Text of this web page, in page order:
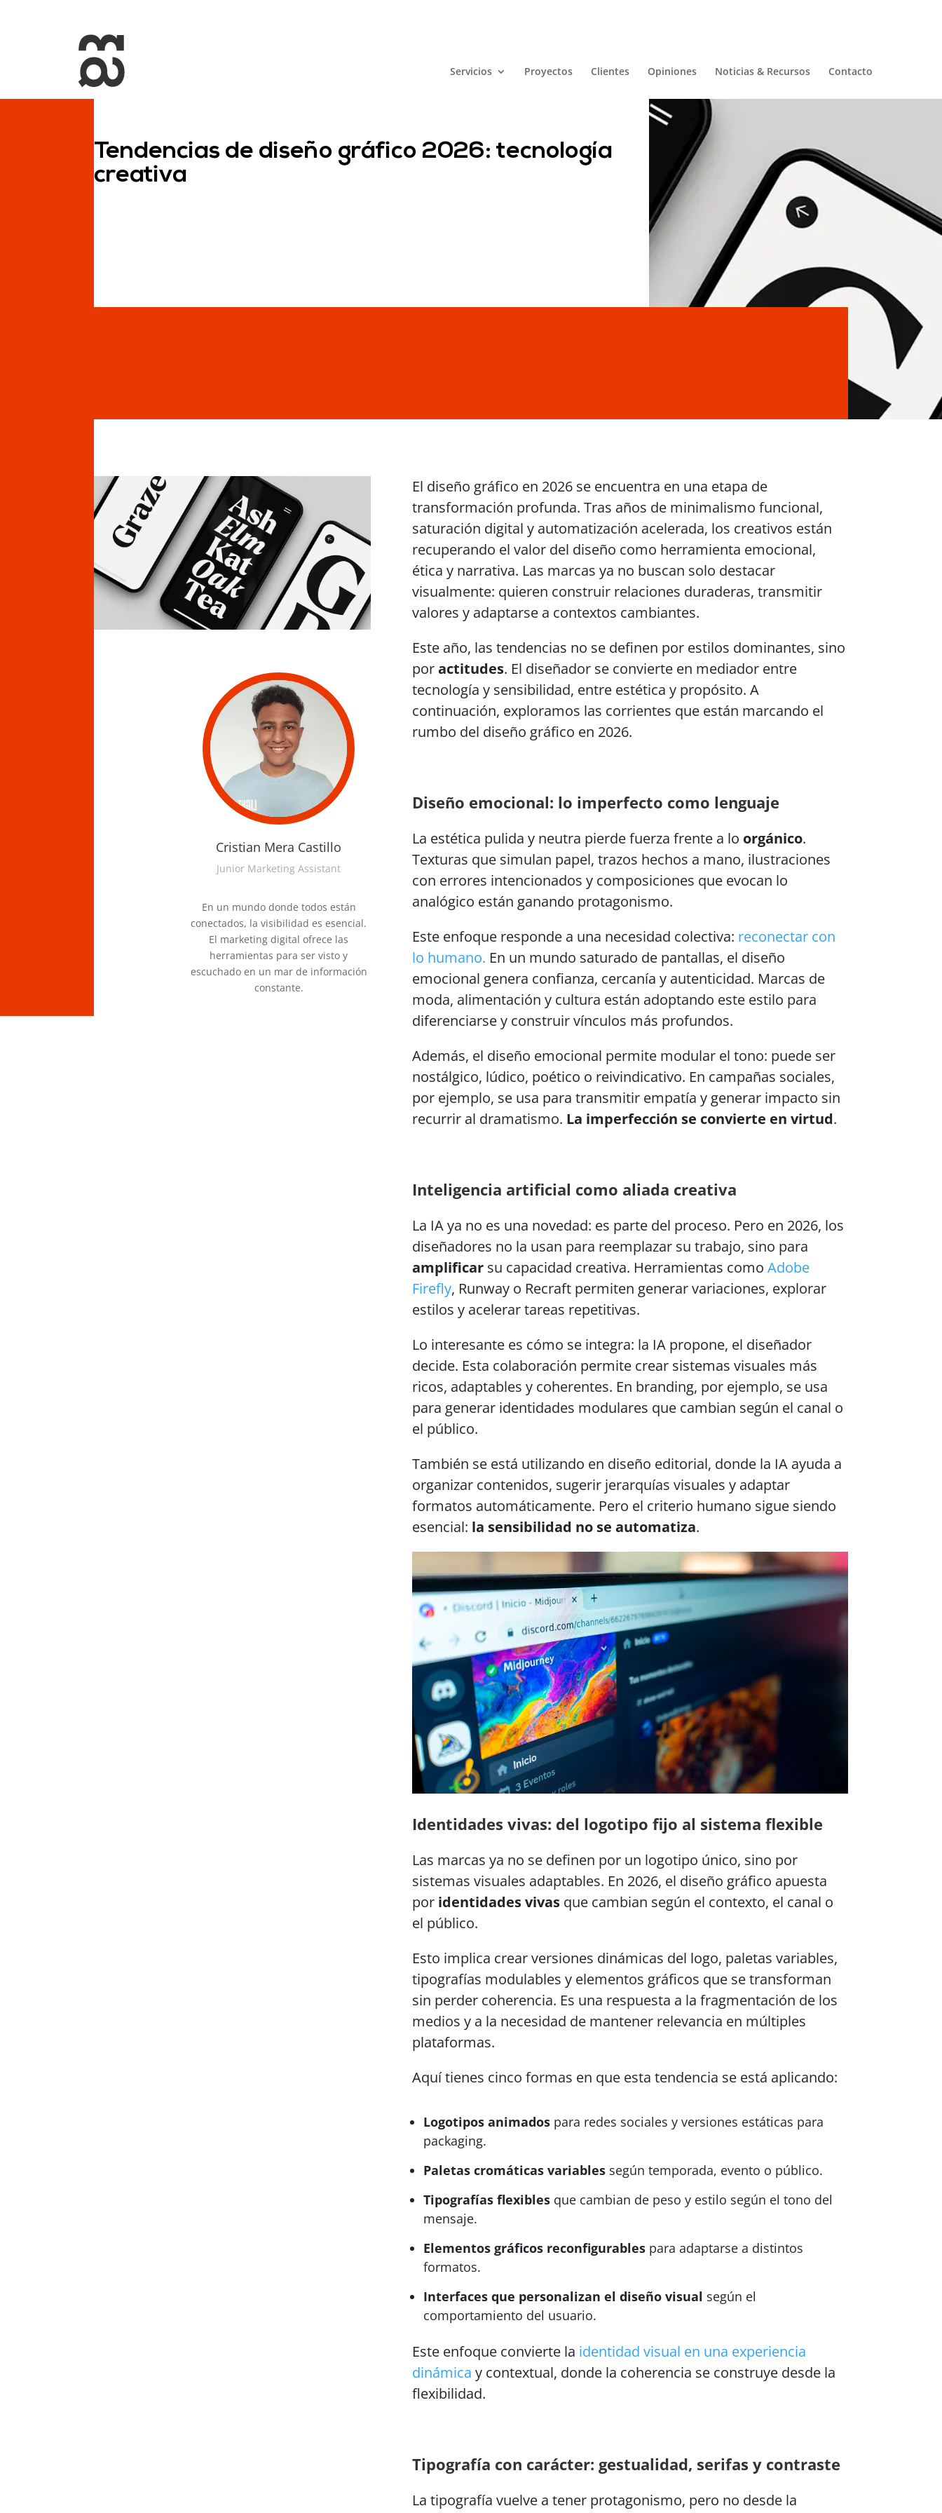
Servicios Proyectos Clientes Opiniones Noticias & Recursos Contacto
Tendencias de diseño gráfico 2026: tecnología
creativa
Cristian Mera Castillo
Junior Marketing Assistant
En un mundo donde todos están
conectados, la visibilidad es esencial.
El marketing digital ofrece las
herramientas para ser visto y
escuchado en un mar de información
constante.
El diseño gráfico en 2026 se encuentra en una etapa de
transformación profunda. Tras años de minimalismo funcional,
saturación digital y automatización acelerada, los creativos están
recuperando el valor del diseño como herramienta emocional,
ética y narrativa. Las marcas ya no buscan solo destacar
visualmente: quieren construir relaciones duraderas, transmitir
valores y adaptarse a contextos cambiantes.
Este año, las tendencias no se definen por estilos dominantes, sino
poractitudes. El diseñador se convierte en mediador entre
tecnología y sensibilidad, entre estética y propósito. A
continuación, exploramos las corrientes que están marcando el
rumbo del diseño gráfico en 2026.
Diseño emocional: lo imperfecto como lenguaje
La estética pulida y neutra pierde fuerza frente a lo orgánico.
Texturas que simulan papel, trazos hechos a mano, ilustraciones
con errores intencionados y composiciones que evocan lo
analógico están ganando protagonismo.
Este enfoque responde a una necesidad colectiva: reconectar con
lo humano. En un mundo saturado de pantallas, el diseño
emocional genera confianza, cercanía y autenticidad. Marcas de
moda, alimentación y cultura están adoptando este estilo para
diferenciarse y construir vínculos más profundos.
Además, el diseño emocional permite modular el tono: puede ser
nostálgico, lúdico, poético o reivindicativo. En campañas sociales,
por ejemplo, se usa para transmitir empatía y generar impacto sin
recurrir al dramatismo. La imperfección se convierte en virtud.
Inteligencia artificial como aliada creativa
La IA ya no es una novedad: es parte del proceso. Pero en 2026, los
diseñadores no la usan para reemplazar su trabajo, sino para
amplificar su capacidad creativa. Herramientas comoAdobe
Firefly, Runway o Recraft permiten generar variaciones, explorar
estilos y acelerar tareas repetitivas.
Lo interesante es cómo se integra: la IA propone, el diseñador
decide. Esta colaboración permite crear sistemas visuales más
ricos, adaptables y coherentes. En branding, por ejemplo, se usa
para generar identidades modulares que cambian según el canal o
el público.
También se está utilizando en diseño editorial, donde la IA ayuda a
organizar contenidos, sugerir jerarquías visuales y adaptar
formatos automáticamente. Pero el criterio humano sigue siendo
esencial: la sensibilidad no se automatiza.
Identidades vivas: del logotipo fijo al sistema flexible
Las marcas ya no se definen por un logotipo único, sino por
sistemas visuales adaptables. En 2026, el diseño gráfico apuesta
por identidades vivas que cambian según el contexto, el canal o
el público.
Esto implica crear versiones dinámicas del logo, paletas variables,
tipografías modulables y elementos gráficos que se transforman
sin perder coherencia. Es una respuesta a la fragmentación de los
medios y a la necesidad de mantener relevancia en múltiples
plataformas.
Aquí tienes cinco formas en que esta tendencia se está aplicando:
Logotipos animados para redes sociales y versiones estáticas para
packaging.
Paletas cromáticas variables según temporada, evento o público.
Tipografías flexibles que cambian de peso y estilo según el tono del
mensaje.
Elementos gráficos reconfigurables para adaptarse a distintos
formatos.
Interfaces que personalizan el diseño visual según el
comportamiento del usuario.
Este enfoque convierte la identidad visual en una experiencia
dinámica y contextual, donde la coherencia se construye desde la
flexibilidad.
Tipografía con carácter: gestualidad, serifas y contraste
La tipografía vuelve a tener protagonismo, pero no desde la